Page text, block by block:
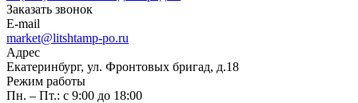
Заказать звонок
E-mail
market@litshtamp-po.ru
Адрес
Екатеринбург, ул. Фронтовых бригад, д.18
Режим работы
Пн. – Пт.: с 9:00 до 18:00